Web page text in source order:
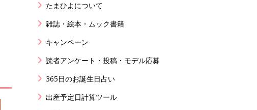
たまひよについて
雑誌・絵本・ムック書籍
キャンペーン
読者アンケート・投稿・モデル応募
365日のお誕生日占い
出産予定日計算ツール